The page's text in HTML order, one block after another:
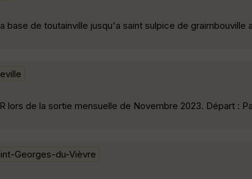
base de toutainville jusqu'a saint sulpice de graimbouville
lors de la sortie mensuelle de Novembre 2023. Départ :
Georges-du-Vièvre